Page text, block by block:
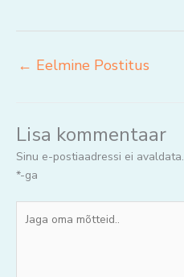
← Eelmine Postitus
Lisa kommentaar
Sinu e-postiaadressi ei avaldata.
*-ga
oma